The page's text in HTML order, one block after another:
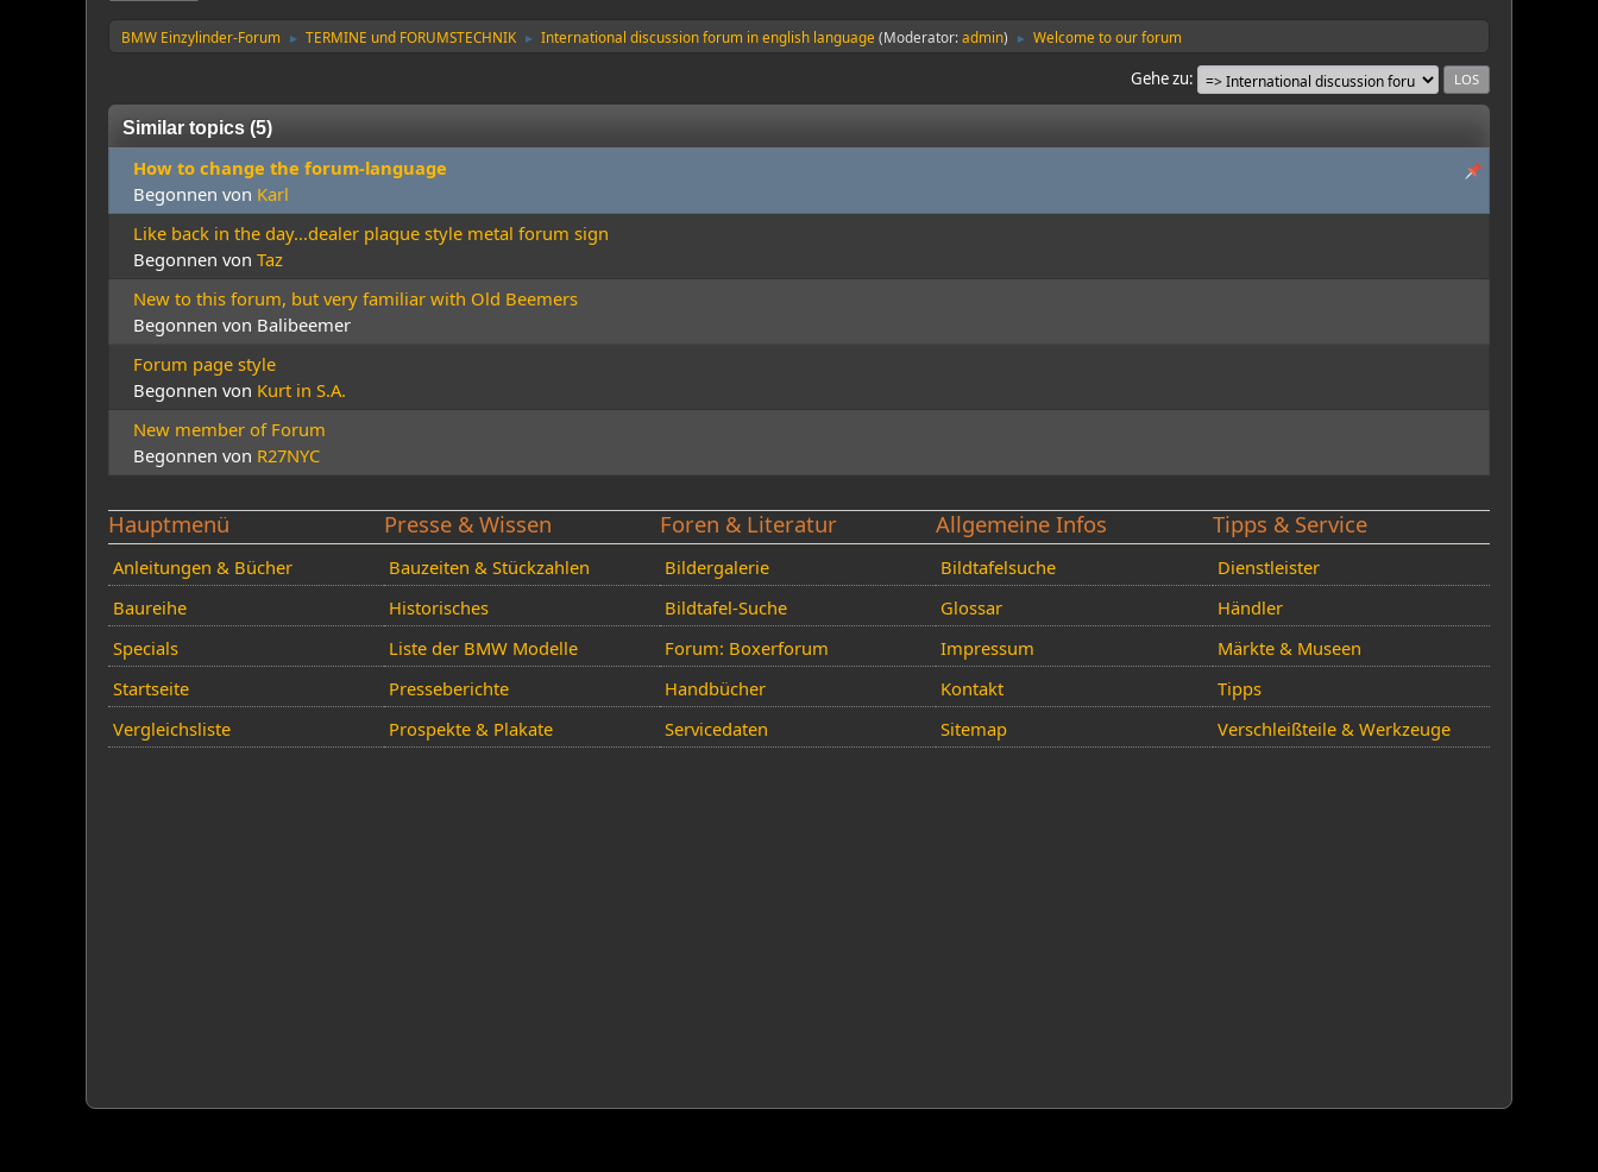
BMW Einzylinder-Forum ► TERMINE und FORUMSTECHNIK ► International discussion forum in english language (Moderator:admin) ► Welcome to our forum
Gehe zu
Similar topics (5)
How to change the forum-language
Begonnen von Karl
Like back in the day...dealer plaque style metal forum sign
Begonnen von Taz
New to this forum, but very familiar with Old Beemers
Begonnen von Balibeemer
Forum page style
Begonnen von Kurt in S.A.
New member of Forum
Begonnen von R27NYC
Hauptmenü
Anleitungen & Bücher
Baureihe
Specials
Startseite
Vergleichsliste
Presse & Wissen
Bauzeiten & Stückzahlen
Historisches
Liste der BMW Modelle
Presseberichte
Prospekte & Plakate
Foren & Literatur
Bildergalerie
Bildtafel-Suche
Forum: Boxerforum
Handbücher
Servicedaten
Allgemeine Infos
Bildtafelsuche
Glossar
Impressum
Kontakt
Sitemap
Tipps & Service
Dienstleister
Händler
Märkte & Museen
Tipps
Verschleißteile & Werkzeuge